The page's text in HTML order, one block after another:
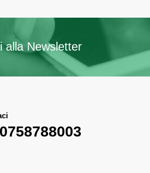
alla Newsletter